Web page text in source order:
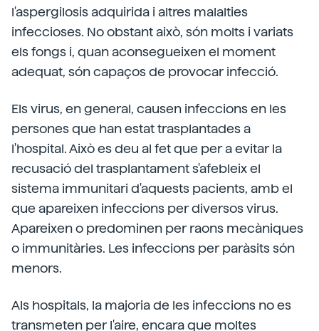
l'aspergilosis adquirida i altres malalties
infeccioses. No obstant això, són molts i variats
els fongs i, quan aconsegueixen el moment
adequat, són capaços de provocar infecció.
Els virus, en general, causen infeccions en les
persones que han estat trasplantades a
l'hospital. Això es deu al fet que per a evitar la
recusació del trasplantament s'afebleix el
sistema immunitari d'aquests pacients, amb el
que apareixen infeccions per diversos virus.
Apareixen o predominen per raons mecàniques
o immunitàries. Les infeccions per paràsits són
menors.
Als hospitals, la majoria de les infeccions no es
transmeten per l'aire, encara que moltes